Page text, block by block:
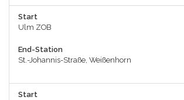
Start
Ulm ZOB
End-Station
St.-Johannis-Straße, Weißenhorn
Start